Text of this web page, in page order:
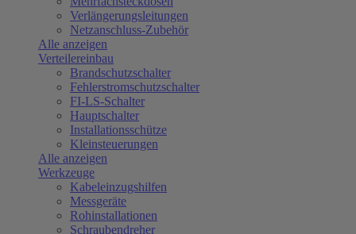
Verlängerungsleitungen
Netzanschluss-Zubehör
Alle anzeigen
Verteilereinbau
Brandschutzschalter
Fehlerstromschutzschalter
FI-LS-Schalter
Hauptschalter
Installationsschütze
Kleinsteuerungen
Alle anzeigen
Werkzeuge
Kabeleinzugshilfen
Messgeräte
Rohinstallationen
Schraubendreher